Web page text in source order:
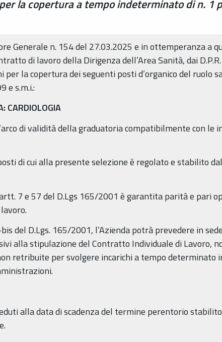
la copertura a tempo indeterminato di n. 1
Generale n. 154 del 27.03.2025 e in ottemperanza a
di lavoro della Dirigenza dell’Area Sanità, dai
la copertura dei seguenti posti d’organico del ruolo
e s.m.i.:
CARDIOLOGIA
di validità della graduatoria compatibilmente con le
di cui alla presente selezione è regolato e stabilito
7 e 57 del D.Lgs 165/2001 è garantita parità e pari
del D.Lgs. 165/2001, l’Azienda potrà prevedere in
alla stipulazione del Contratto Individuale di Lavoro,
retribuite per svolgere incarichi a tempo determinato
alla data di scadenza del termine perentorio